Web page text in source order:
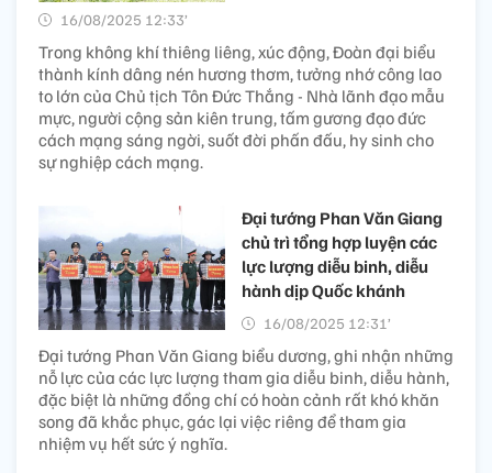
16/08/2025 12:33’
Trong không khí thiêng liêng, xúc động, Đoàn đại biểu
thành kính dâng nén hương thơm, tưởng nhớ công lao
to lớn của Chủ tịch Tôn Đức Thắng - Nhà lãnh đạo mẫu
mực, người cộng sản kiên trung, tấm gương đạo đức
cách mạng sáng ngời, suốt đời phấn đấu, hy sinh cho
sự nghiệp cách mạng.
Đại tướng Phan Văn Giang
chủ trì tổng hợp luyện các
lực lượng diễu binh, diễu
hành dịp Quốc khánh
16/08/2025 12:31’
Đại tướng Phan Văn Giang biểu dương, ghi nhận những
nỗ lực của các lực lượng tham gia diễu binh, diễu hành,
đặc biệt là những đồng chí có hoàn cảnh rất khó khăn
song đã khắc phục, gác lại việc riêng để tham gia
nhiệm vụ hết sức ý nghĩa.